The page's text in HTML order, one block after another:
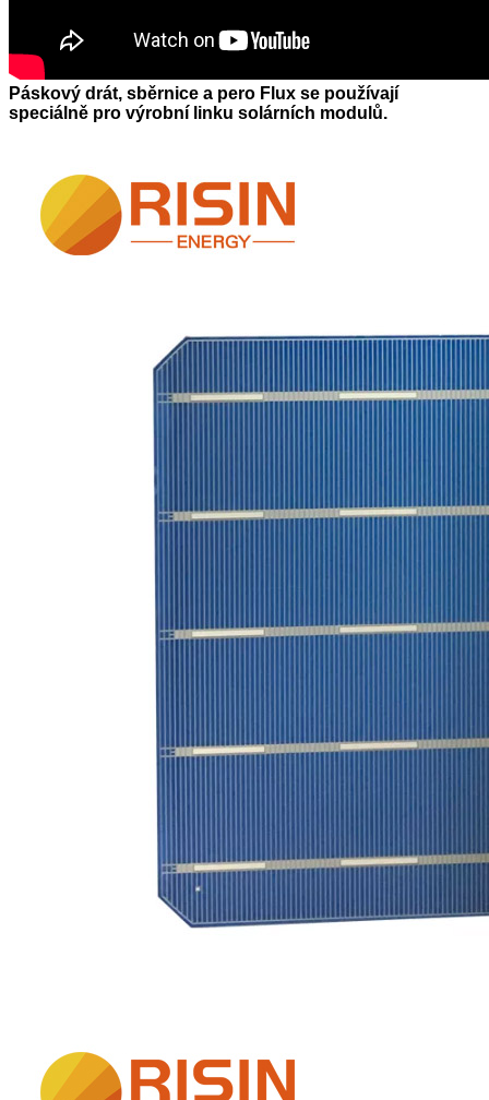
Páskový drát, sběrnice a pero Flux se používají
speciálně pro výrobní linku solárních modulů.